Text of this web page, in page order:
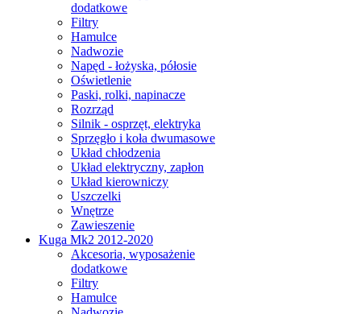
dodatkowe
Filtry
Hamulce
Nadwozie
Napęd - łożyska, półosie
Oświetlenie
Paski, rolki, napinacze
Rozrząd
Silnik - osprzęt, elektryka
Sprzęgło i koła dwumasowe
Układ chłodzenia
Układ elektryczny, zapłon
Układ kierowniczy
Uszczelki
Wnętrze
Zawieszenie
Kuga Mk2 2012-2020
Akcesoria, wyposażenie
dodatkowe
Filtry
Hamulce